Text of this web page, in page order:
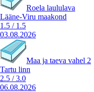
Roela laululava
Lääne-Viru maakond
1.5 / 1.5
03.08.2026
Maa ja taeva vahel 2
Tartu linn
2.5 /3.0
06.08.2026